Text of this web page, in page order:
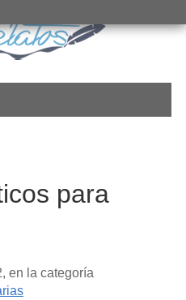
para
, en la categoría